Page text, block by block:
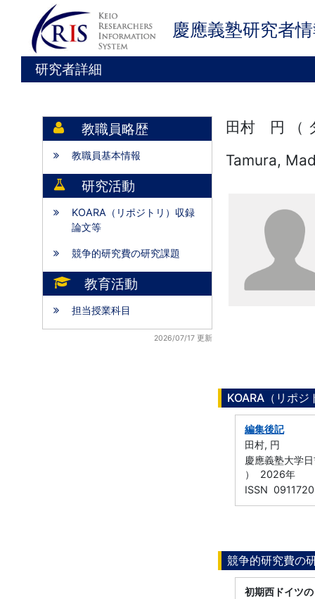
慶應義塾研究者
研究者詳細
教職員略歴
教職員基本情報
研究活動
KOARA（リポジトリ）収録
論文等
競争的研究費の研究課題
教育活動
担当授業科目
2026/07/17 更新
田村 円 （
Tamura,
KOARA（リポ
編集後記
田村, 円
慶應義塾大学
） 2026年
ISSN
競争的研究費の
初期西ドイツ